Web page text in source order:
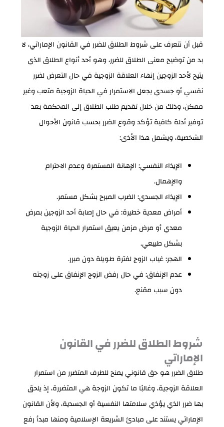
قبل أن نتعرف على شروط الطلاق للضرر في القانون الإماراتي، لا
بد من توضيح معنى الطلاق للضرر، وهو أحد أنواع الطلاق الذي
يتيح لأحد الزوجين إنهاء العلاقة الزوجية في حال التعرض لضرر
نفسي أو جسدي يجعل الاستمرار في الحياة الزوجية متعب وغير
ممكن، وذلك من خلال تقديم طلب الطلاق إلى المحكمة بعد
توفير أدلة كافية تؤكد وقوع الضرر بحسب قانون الأحوال
الشخصية، ويشمل هذا الأذى:
الإيذاء النفسي: الإهانة المستمرة وعدم الاحترام
والإهمال.
الإيذاء الجسدي: الضرب المبرح بشكل مستمر.
أمراض معدية خطيرة: في حال إصابة أحد الزوجين بمرض
معدي أو مرض مزمن يعيق استمرار الحياة الزوجية
بشكل طبيعي.
الهجر: غياب الزوج لفترة طويلة دون مبرر.
عدم الإنفاق: في حال رفض الزوج الإنفاق على زوجته
دون سبب مقنع.
شروط الطلاق للضرر في القانون
الإماراتي
طلاق الضرر هو حق قانوني يمنح للطرف المتضرر من استمرار
العلاقة الزوجية، وغالبًا ما تكون الزوجة هي المتضررة، إذ يلحق
بها ضرر الذي يؤذي سلامتها النفسية أو الجسدية، ولأن القانون
الإماراتي يستند على مبادئ الشريعة الإسلامية ومنها مبدأ رفع